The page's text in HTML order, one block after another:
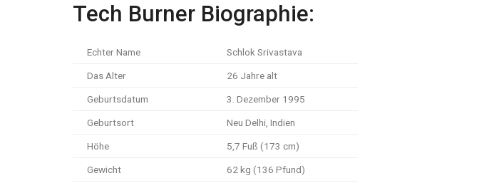
Tech Burner Biographie:
Echter Name Schlok Srivastava
Das Alter 26 Jahre alt
Geburtsdatum 3. Dezember 1995
Geburtsort Neu Delhi, Indien
Höhe 5,7 Fuß (173 cm)
Gewicht 62 kg (136 Pfund)